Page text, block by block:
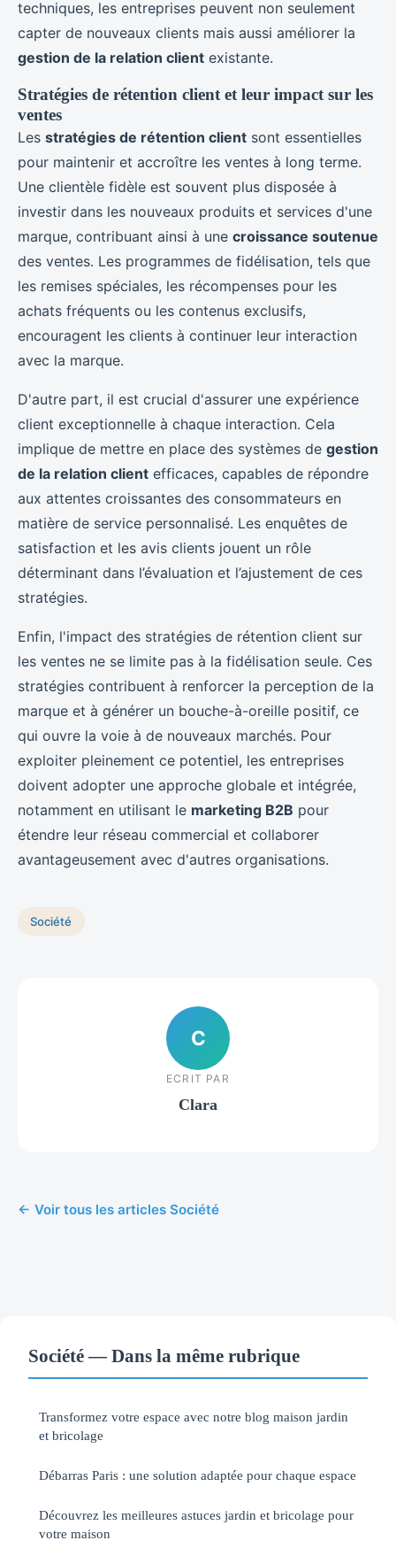
techniques, les entreprises peuvent non seulement
capter de nouveaux clients mais aussi améliorer la
gestion de la relation client existante.
Stratégies de rétention client et leur impact sur les
ventes
Les stratégies de rétention client sont essentielles
pour maintenir et accroître les ventes à long terme.
Une clientèle fidèle est souvent plus disposée à
investir dans les nouveaux produits et services d'une
marque, contribuant ainsi à une croissance soutenue
des ventes. Les programmes de fidélisation, tels que
les remises spéciales, les récompenses pour les
achats fréquents ou les contenus exclusifs,
encouragent les clients à continuer leur interaction
avec la marque.
D'autre part, il est crucial d'assurer une expérience
client exceptionnelle à chaque interaction. Cela
implique de mettre en place des systèmes de gestion
de la relation client efficaces, capables de répondre
aux attentes croissantes des consommateurs en
matière de service personnalisé. Les enquêtes de
satisfaction et les avis clients jouent un rôle
déterminant dans l’évaluation et l’ajustement de ces
stratégies.
Enfin, l'impact des stratégies de rétention client sur
les ventes ne se limite pas à la fidélisation seule. Ces
stratégies contribuent à renforcer la perception de la
marque et à générer un bouche-à-oreille positif, ce
qui ouvre la voie à de nouveaux marchés. Pour
exploiter pleinement ce potentiel, les entreprises
doivent adopter une approche globale et intégrée,
notamment en utilisant le marketing B2B pour
étendre leur réseau commercial et collaborer
avantageusement avec d'autres organisations.
Société
C
ECRIT PAR
Clara
← Voir tous les articles Société
Société — Dans la même rubrique
Transformez votre espace avec notre blog maison jardin
et bricolage
Débarras Paris : une solution adaptée pour chaque espace
Découvrez les meilleures astuces jardin et bricolage pour
votre maison